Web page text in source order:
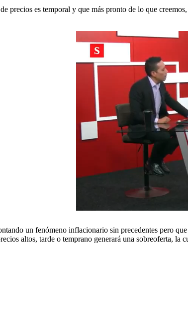
precios es temporal y que más pronto de lo que
un fenómeno inflacionario sin precedentes pero
altos, tarde o temprano generará una sobreoferta, la